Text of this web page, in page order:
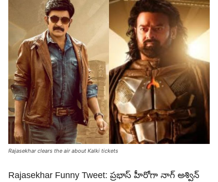
Rajasekhar clears the air about Kalki tickets
Rajasekhar Funny Tweet: ప్రభాస్ హీరోగా నాగ్ అశ్విన్